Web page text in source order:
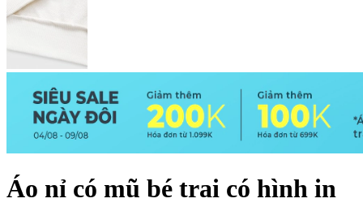
Áo nỉ có mũ bé trai có hình in